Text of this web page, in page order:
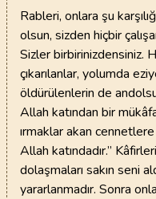
Rableri, onlara şu
olsun, sizden hiçbir
Sizler birbirinizdensiniz.
çıkarılanlar, yolumda
öldürülenlerin de
Allah katından bir
ırmaklar akan
Allah katındadır.”
dolaşmaları sakın seni
yararlanmadır. Sonra